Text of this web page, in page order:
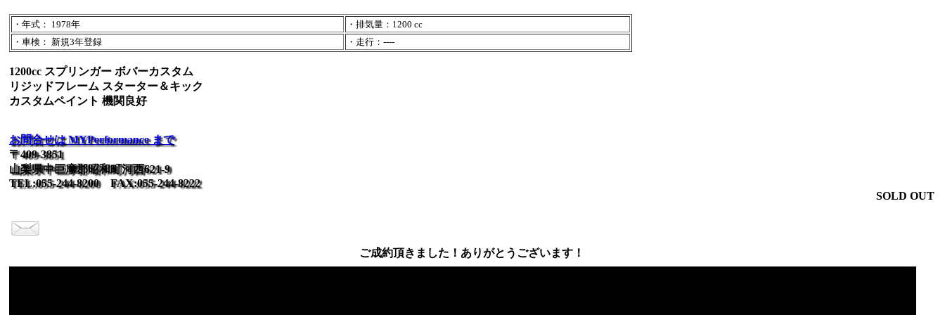
・年式： 1978年
・排気量：1200 cc
・車検： 新規3年登録
・走行：----
1200cc スプリンガー ボバーカスタム
リジッドフレーム スターター＆キック
カスタムペイント 機関良好
お問合せは MYPerformance まで
〒409-3851
山梨県中巨摩郡昭和町河西621-9
TEL:055-244-8200 FAX:055-244-8222
SOLD OUT
ご成約頂きました！ありがとうございます！